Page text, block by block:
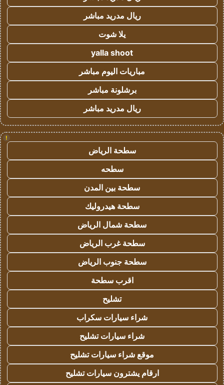
ريال مدريد مباشر
يلا شوت
yalla shoot
مباريات اليوم مباشر
برشلونة مباشر
ريال مدريد مباشر
!
سطحة الرياض
سطحه
سطحة بين المدن
سطحة هيدروليك
سطحة شمال الرياض
سطحة غرب الرياض
سطحة جنوب الرياض
اقرب سطحة
تشليح
شراء سيارات سكراب
شراء سيارات تشليح
موقع شراء سيارات تشليح
ارقام يشترون سيارات تشليح